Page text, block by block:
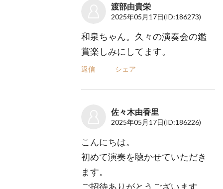
渡部由貴栄
2025年05月17日(ID:186273)
和泉ちゃん。久々の演奏会の鑑
賞楽しみにしてます。
返信 シェア
佐々木由香里
2025年05月17日(ID:186226)
こんにちは。
初めて演奏を聴かせていただき
ます。
ご招待ありがとうございます。